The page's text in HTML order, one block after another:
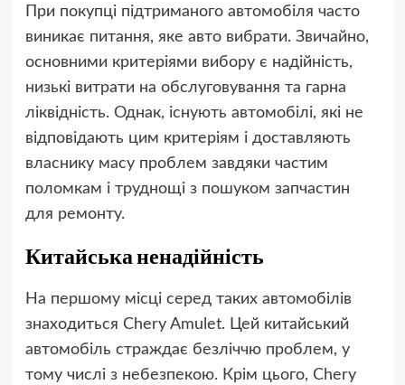
При покупці підтриманого автомобіля часто
виникає питання, яке авто вибрати. Звичайно,
основними критеріями вибору є надійність,
низькі витрати на обслуговування та гарна
ліквідність. Однак, існують автомобілі, які не
відповідають цим критеріям і доставляють
власнику масу проблем завдяки частим
поломкам і труднощі з пошуком запчастин
для ремонту.
Китайська ненадійність
На першому місці серед таких автомобілів
знаходиться Chery Amulet. Цей китайський
автомобіль страждає безліччю проблем, у
тому числі з небезпекою. Крім цього, Chery